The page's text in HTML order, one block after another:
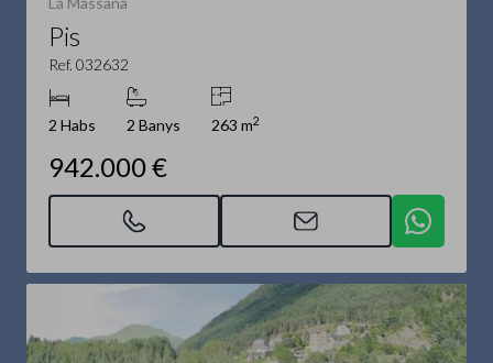
Pis
Ref. 032632
2 Habs 2 Banys 263 m2
942.000 €